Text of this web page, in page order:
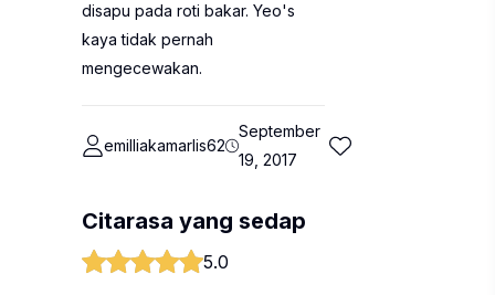
disapu pada roti bakar. Yeo's
kaya tidak pernah
mengecewakan.
emilliakamarlis62
September
19, 2017
Citarasa yang sedap
5.0